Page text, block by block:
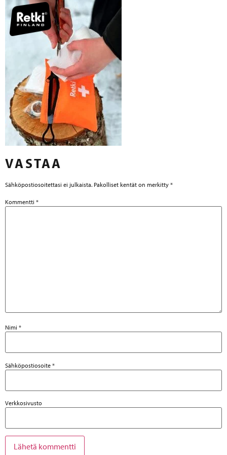
VASTAA
Sähköpostiosoitettasi ei julkaista. Pakolliset kentät on merkitty *
Kommentti *
Nimi *
Sähköpostiosoite *
Verkkosivusto